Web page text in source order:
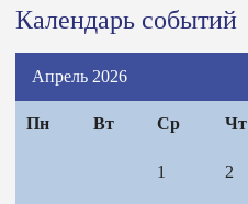
Календарь событий
Апрель 2026
Пн Вт Ср Чт
1 2